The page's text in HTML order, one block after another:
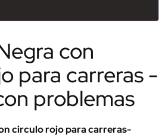
con
para carreras -
problemas
circulo rojo para carreras-